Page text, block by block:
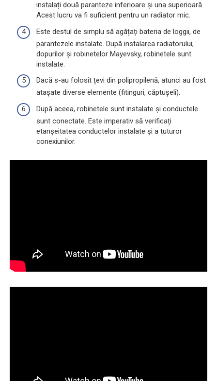
instalați două paranteze inferioare și una superioară.
Acest lucru va fi suficient pentru un radiator mic.
Este destul de simplu să agățați bateria de loggii, de
parantezele instalate. După instalarea radiatorului,
dopurilor și robinetelor Mayevsky, robinetele sunt
instalate.
Dacă s-au folosit țevi din polipropilenă, atunci au fost
atașate diverse elemente (fitinguri, căptușeli).
După aceea, robinetele sunt instalate și conductele
sunt conectate. Este imperativ să verificați
etanșeitatea conductelor instalate și a tuturor
conexiunilor.